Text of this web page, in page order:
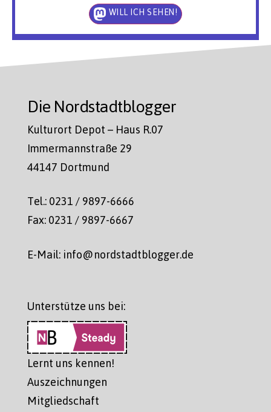
WILL ICH SEHEN!
Die Nordstadtblogger
Kulturort Depot – Haus R.07
Immermannstraße 29
44147 Dortmund
Tel.: 0231 / 9897-6666
Fax: 0231 / 9897-6667
E-Mail: info@nordstadtblogger.de
Unterstütze uns bei:
Lernt uns kennen!
Auszeichnungen
Mitgliedschaft